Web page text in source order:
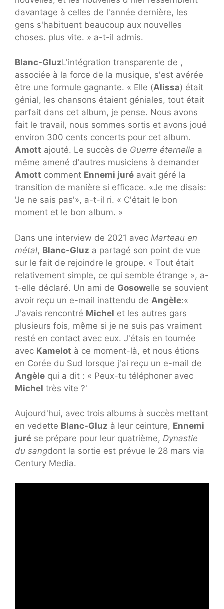
davantage à celles de l'année dernière, les
gens s'habituent beaucoup aux nouvelles
choses. plus vite. » a-t-il admis.
Blanc-GluzL'intégration transparente de ,
associée à la force de la musique, s'est avérée
être une formule gagnante. « Elle (Alissa) était
génial, les chansons étaient géniales, tout était
parfait dans cet album, je pense. Nous avons
fait le travail, nous sommes sortis et avons joué
environ 300 cents concerts pour cet album.
Amott ajouté. Le succès de Guerre éternelle a
même amené d'autres musiciens à demander
Amott comment Ennemi juré avait géré la
transition de manière si efficace. «Je me disais:
'Je ne sais pas'», a-t-il ri. « C'était le bon
moment et le bon album. »
Dans une interview de 2021 avec Marteau en
métal, Blanc-Gluz a partagé son point de vue
sur le fait de rejoindre le groupe. « Tout était
relativement simple, ce qui semble étrange », a-
t-elle déclaré. Un ami de Gosowelle se souvient
avoir reçu un e-mail inattendu de Angèle:«
J'avais rencontré Michel et les autres gars
plusieurs fois, même si je ne suis pas vraiment
resté en contact avec eux. J'étais en tournée
avec Kamelot à ce moment-là, et nous étions
en Corée du Sud lorsque j'ai reçu un e-mail de
Angèle qui a dit : « Peux-tu téléphoner avec
Michel très vite ?'
Aujourd'hui, avec trois albums à succès mettant
en vedette Blanc-Gluz à leur ceinture, Ennemi
juré se prépare pour leur quatrième, Dynastie
du sangdont la sortie est prévue le 28 mars via
Century Media.